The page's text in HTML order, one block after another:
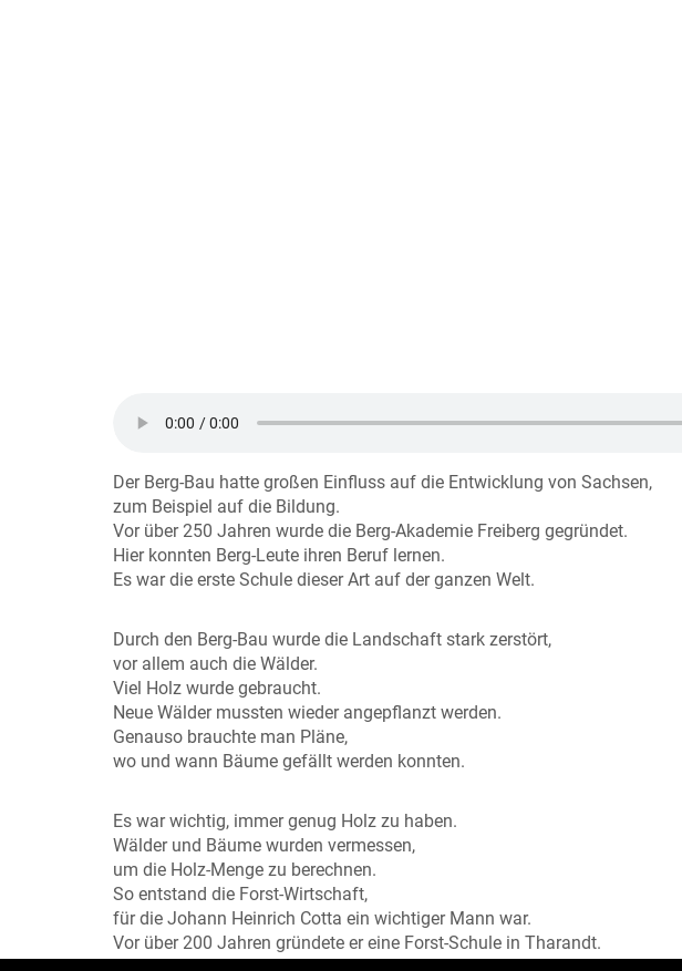
Der Berg-Bau hatte großen Einfluss auf die Entwicklung von Sachsen,
zum Beispiel auf die Bildung.
Vor über 250 Jahren wurde die Berg-Akademie Freiberg gegründet.
Hier konnten Berg-Leute ihren Beruf lernen.
Es war die erste Schule dieser Art auf der ganzen Welt.
Durch den Berg-Bau wurde die Landschaft stark zerstört,
vor allem auch die Wälder.
Viel Holz wurde gebraucht.
Neue Wälder mussten wieder angepflanzt werden.
Genauso brauchte man Pläne,
wo und wann Bäume gefällt werden konnten.
Es war wichtig, immer genug Holz zu haben.
Wälder und Bäume wurden vermessen,
um die Holz-Menge zu berechnen.
So entstand die Forst-Wirtschaft,
für die Johann Heinrich Cotta ein wichtiger Mann war.
Vor über 200 Jahren gründete er eine Forst-Schule in Tharandt.